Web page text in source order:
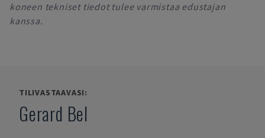
koneen tekniset tiedot tulee varmistaa edustajan
kanssa.
TILIVASTAAVASI:
Gerard Bel